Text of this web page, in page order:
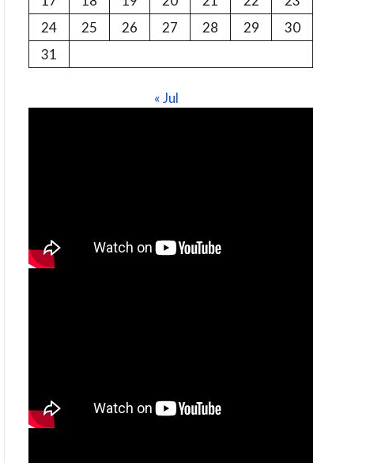
24
25 26 27 28 29
30
31
« Jul